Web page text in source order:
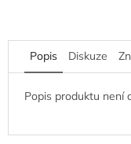
Popis Diskuze
Popis produktu není